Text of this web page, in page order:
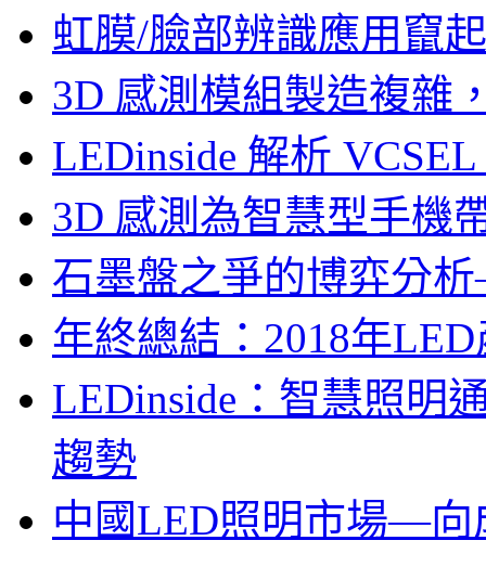
虹膜/臉部辨識應用竄
3D 感測模組製造複雜
LEDinside 解析
3D 感測為智慧型手機
石墨盤之爭的博弈分
年終總結：2018年
LEDinside：智慧照明
趨勢
中國LED照明市場—向